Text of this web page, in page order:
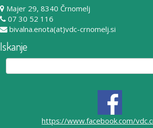
Majer 29, 8340 Črnomelj
07 30 52 116
bivalna.enota(at)vdc-crnomelj.si
Iskanje
Išči:
https://www.facebook.com/